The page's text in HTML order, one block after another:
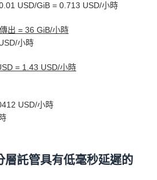
USD/GiB = 0.713 USD/小時
出 = 36 GiB/小時
小時
= 1.43 USD/小時
USD/小時
層託管具有低毫秒延遲的